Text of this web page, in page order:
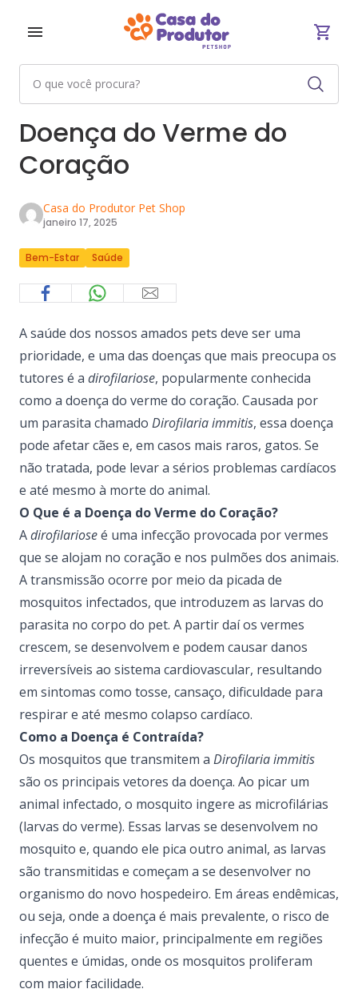
Doença do Verme do
Coração
Casa do Produtor Pet Shop
janeiro 17, 2025
Bem-Estar Saúde
A saúde dos nossos amados pets deve ser uma
prioridade, e uma das doenças que mais preocupa os
tutores é a dirofilariose, popularmente conhecida
como a doença do verme do coração. Causada por
um parasita chamado Dirofilaria immitis, essa doença
pode afetar cães e, em casos mais raros, gatos. Se
não tratada, pode levar a sérios problemas cardíacos
e até mesmo à morte do animal.
O Que é a Doença do Verme do Coração?
Adirofilarioseé uma infecção provocada por vermes
que se alojam no coração e nos pulmões dos animais.
A transmissão ocorre por meio da picada de
mosquitos infectados, que introduzem as larvas do
parasita no corpo do pet. A partir daí os vermes
crescem, se desenvolvem e podem causar danos
irreversíveis ao sistema cardiovascular, resultando
em sintomas como tosse, cansaço, dificuldade para
respirar e até mesmo colapso cardíaco.
Como a Doença é Contraída?
Os mosquitos que transmitem a Dirofilaria immitis
são os principais vetores da doença. Ao picar um
animal infectado, o mosquito ingere as microfilárias
(larvas do verme). Essas larvas se desenvolvem no
mosquito e, quando ele pica outro animal, as larvas
são transmitidas e começam a se desenvolver no
organismo do novo hospedeiro. Em áreas endêmicas,
ou seja, onde a doença é mais prevalente, o risco de
infecção é muito maior, principalmente em regiões
quentes e úmidas, onde os mosquitos proliferam
com maior facilidade.